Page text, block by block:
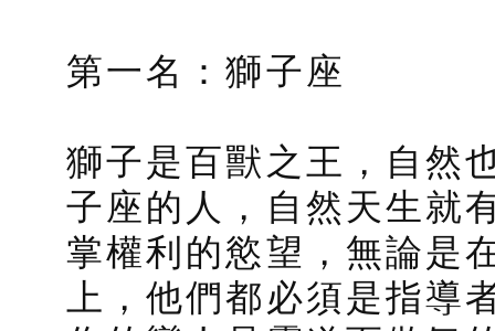
第一名：獅子座
獅子是百獸之王，自然
子座的人，自然天生就
掌權利的慾望，無論是
上，他們都必須是指導